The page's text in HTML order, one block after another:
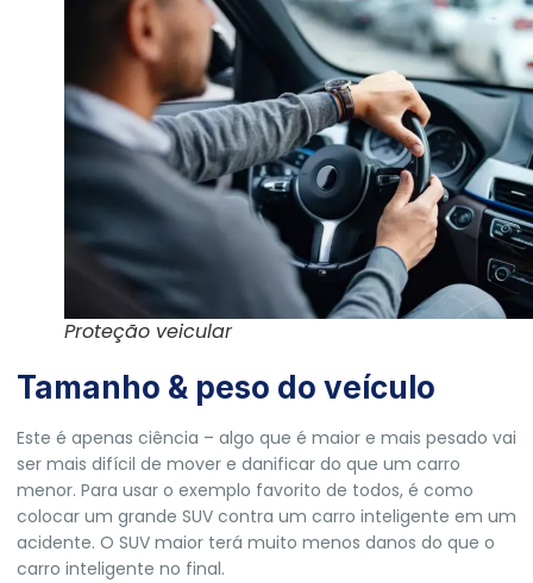
Proteção veicular
Tamanho & peso do veículo
Este é apenas ciência – algo que é maior e mais pesado vai
ser mais difícil de mover e danificar do que um carro
menor. Para usar o exemplo favorito de todos, é como
colocar um grande SUV contra um carro inteligente em um
acidente. O SUV maior terá muito menos danos do que o
carro inteligente no final.